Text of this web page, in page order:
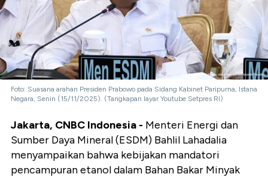
Foto: Suasana arahan Presiden Prabowo pada Sidang Kabinet Paripurna, Istana
Negara, Senin (15/11/2025). (Tangkapan layar Youtube Setpres RI)
Jakarta, CNBC Indonesia - Menteri Energi dan
Sumber Daya Mineral (ESDM) Bahlil Lahadalia
menyampaikan bahwa kebijakan mandatori
pencampuran etanol dalam Bahan Bakar Minyak